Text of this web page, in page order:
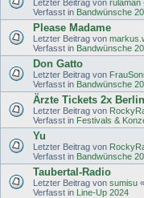
Letzter Beitrag von rulaman
Verfasst in Bandwünsche
Please Madame
Letzter Beitrag von
Verfasst in Bandwünsche
Don Gatto
Letzter Beitrag von
Verfasst in Bandwünsche
Ärzte Tickets 2x
Letzter Beitrag von
Verfasst in Festivals &
Yu
Letzter Beitrag von
Verfasst in Bandwünsche
Taubertal-Radio
Letzter Beitrag von sumisu «
Verfasst in Line-Up 2024